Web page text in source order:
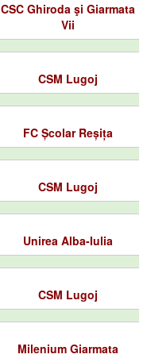
CSC Ghiroda şi Giarmata
Vii
CSM Lugoj
FC Școlar Reșița
CSM Lugoj
Unirea Alba-Iulia
CSM Lugoj
Milenium Giarmata